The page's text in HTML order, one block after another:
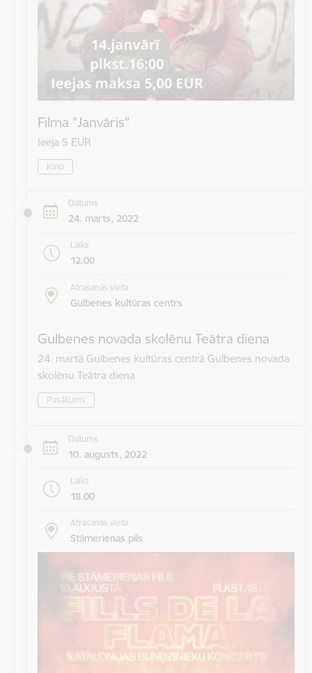
Filma "Janvāris"
Ieeja 5 EUR
Kino
Datums
24. marts, 2022
Laiks
12.00
Atrašanās vieta
Gulbenes kultūras centrs
Gulbenes novada skolēnu Teātra diena
24. martā Gulbenes kultūras centrā Gulbenes novada
skolēnu Teātra diena
Pasākums
Datums
10. augusts, 2022
Laiks
18.00
Atrašanās vieta
Stāmerienas pils